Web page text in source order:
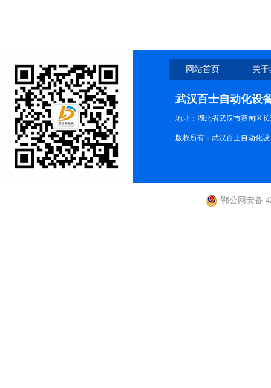
网站首页 关
武汉百士自动化设
地址：湖北省武汉市蔡甸区
版权所有：武汉百士自动化
鄂公网安备